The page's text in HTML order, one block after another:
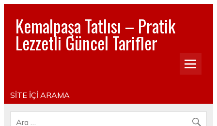
Kemalpaşa Tatlısı – Pratik
Lezzetli Güncel Tarifler
Pratik, lezzetli, Güncel, Resimli, Pasta- Yemek- Kurabiye-
SİTE İÇİ ARAMA